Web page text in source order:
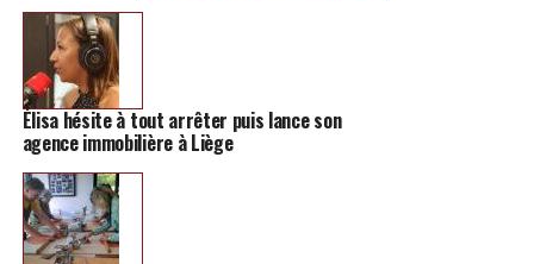
NE MANQUEZ PAS
Un jeu de piste original créé pour découvrir Huy, Hannut
et Waremme
Élisa hésite à tout arrêter puis lance son
agence immobilière à Liège